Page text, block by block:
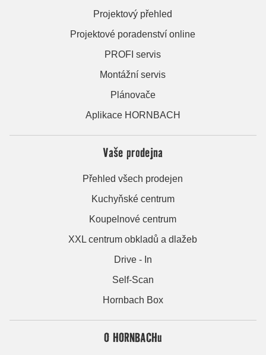
Projektový přehled
Projektové poradenství online
PROFI servis
Montážní servis
Plánovače
Aplikace HORNBACH
Vaše prodejna
Přehled všech prodejen
Kuchyňské centrum
Koupelnové centrum
XXL centrum obkladů a dlažeb
Drive - In
Self-Scan
Hornbach Box
O HORNBACHu